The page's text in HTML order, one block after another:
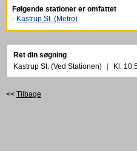
Følgende stationer er omfattet
- Kastrup St. (Metro)
Ret din søgning
Kastrup St. (Ved Stationen)
Kl.
<< Tilbage